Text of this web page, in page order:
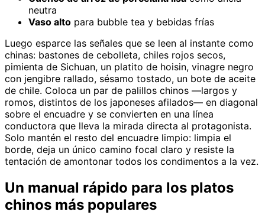
neutra
Vaso alto para bubble tea y bebidas frías
Luego esparce las señales que se leen al instante como
chinas: bastones de cebolleta, chiles rojos secos,
pimienta de Sichuan, un platito de hoisin, vinagre negro
con jengibre rallado, sésamo tostado, un bote de aceite
de chile. Coloca un par de palillos chinos —largos y
romos, distintos de los japoneses afilados— en diagonal
sobre el encuadre y se convierten en una línea
conductora que lleva la mirada directa al protagonista.
Solo mantén el resto del encuadre limpio: limpia el
borde, deja un único camino focal claro y resiste la
tentación de amontonar todos los condimentos a la vez.
Un manual rápido para los platos
chinos más populares